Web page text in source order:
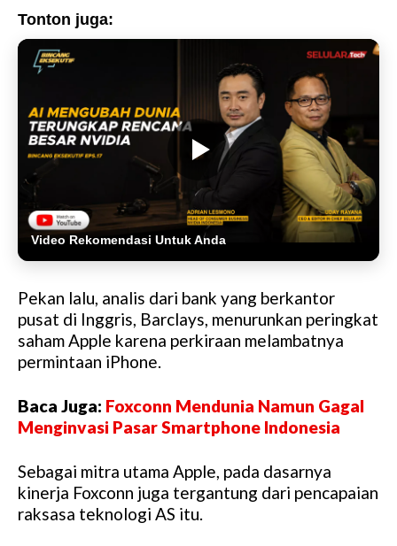
Tonton juga:
Video Rekomendasi Untuk Anda
Pekan lalu, analis dari bank yang berkantor
pusat di Inggris, Barclays, menurunkan peringkat
saham Apple karena perkiraan melambatnya
permintaan iPhone.
Baca Juga: Foxconn Mendunia Namun Gagal
Menginvasi Pasar Smartphone Indonesia
Sebagai mitra utama Apple, pada dasarnya
kinerja Foxconn juga tergantung dari pencapaian
raksasa teknologi AS itu.